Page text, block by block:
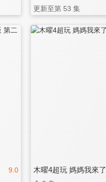
更新至第 53 集
9.0 木曜4超玩 媽媽我來了